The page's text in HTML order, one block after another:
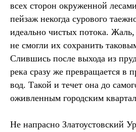
всех сторон окруженной
пейзаж некогда сурового
идеально чистых потока. Жаль,
не смогли их сохранить
Слившись после выхода из
река сразу же превращается в
вод. Такой и течет она до
оживленным городским
Не напрасно Златоустовский